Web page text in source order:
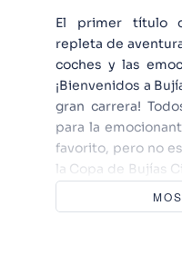
El primer título
repleta de
coches y las
¡Bienvenidos a
gran carrera!
para la
favorito, pero no
la Copa de Bujías
motor a punto y
respeta las